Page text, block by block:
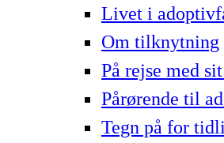
Livet i
Om tilknytning
På rejse med
Pårørende til
Tegn på for